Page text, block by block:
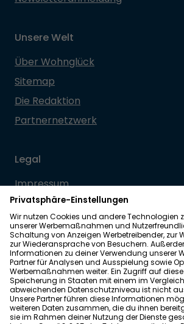
Unsere Welt
Über Wohnglück
Sitemap
Die Redaktion
Partnernetzwerk
Legal
Impressum
Datenschutz
Allgemeine Geschäftsbedingungen
Barrierefreiheit